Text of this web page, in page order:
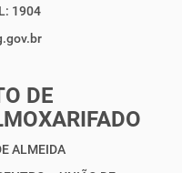
1904
DE
ALMEIDA